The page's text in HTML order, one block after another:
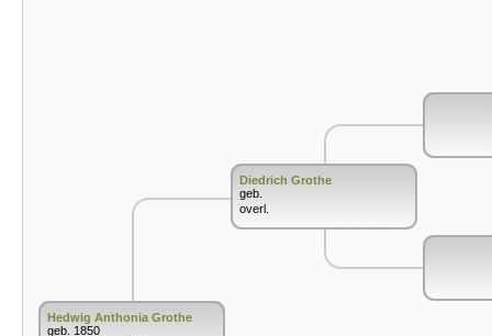
Hedwig Anthonia Grothe
geb. 1850
Diedrich Grothe
geb.
overl.